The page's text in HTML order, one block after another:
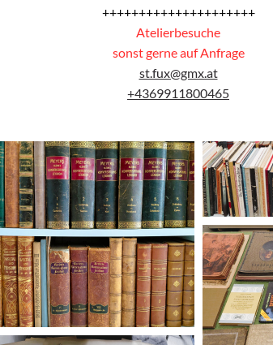
+++++++++++++++++++++
Atelierbesuche
sonst gerne auf Anfrage
st.fux@gmx.at
+4369911800465